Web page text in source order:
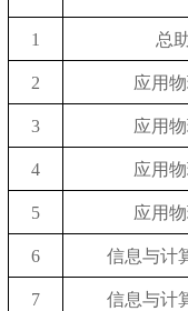
1 总
2 应用
3 应用
4 应用
5 应用
6 信息与计
7 信息与计